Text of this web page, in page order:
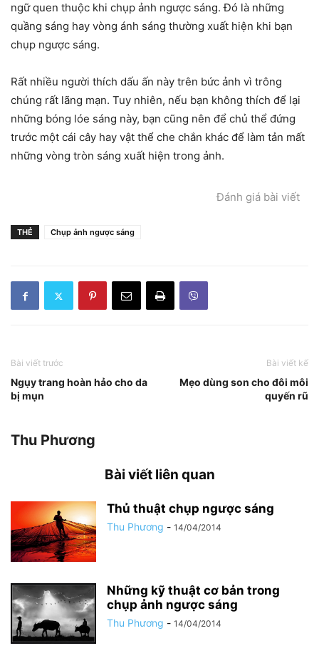
ngữ quen thuộc khi chụp ảnh ngược sáng. Đó là những
quầng sáng hay vòng ánh sáng thường xuất hiện khi bạn
chụp ngược sáng.
Rất nhiều người thích dấu ấn này trên bức ảnh vì trông
chúng rất lãng mạn. Tuy nhiên, nếu bạn không thích để lại
những bóng lóe sáng này, bạn cũng nên để chủ thể đứng
trước một cái cây hay vật thể che chắn khác để làm tản mất
những vòng tròn sáng xuất hiện trong ảnh.
Đánh giá bài viết
THẺ Chụp ảnh ngược sáng
Bài viết trước
Ngụy trang hoàn hảo cho da
bị mụn
Bài viết kế
Mẹo dùng son cho đôi môi
quyến rũ
Thu Phương
Bài viết liên quan
Thủ thuật chụp ngược sáng
Thu Phương - 14/04/2014
Những kỹ thuật cơ bản trong
chụp ảnh ngược sáng
Thu Phương - 14/04/2014